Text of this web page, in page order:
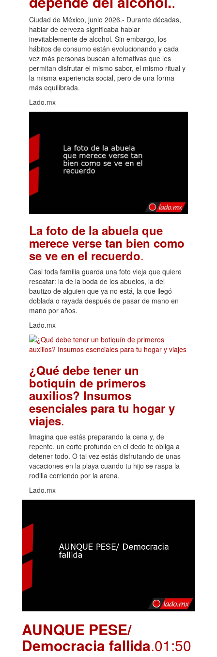
Ciudad de México, junio 2026.- Durante décadas,
hablar de cerveza significaba hablar
inevitablemente de alcohol. Sin embargo, los
hábitos de consumo están evolucionando y cada
vez más personas buscan alternativas que les
permitan disfrutar el mismo sabor, el mismo ritual y
la misma experiencia social, pero de una forma
más equilibrada.
Lado.mx
La foto de la abuela que
merece verse tan bien como
se ve en el recuerdo.
Casi toda familia guarda una foto vieja que quiere
rescatar: la de la boda de los abuelos, la del
bautizo de alguien que ya no está, la que llegó
doblada o rayada después de pasar de mano en
mano por años.
Lado.mx
¿Qué debe tener un
botiquín de primeros
auxilios? Insumos
esenciales para tu hogar y
viajes.
Imagina que estás preparando la cena y, de
repente, un corte profundo en el dedo te obliga a
detener todo. O tal vez estás disfrutando de unas
vacaciones en la playa cuando tu hijo se raspa la
rodilla corriendo por la arena.
Lado.mx
AUNQUE PESE/
Democracia fallida.01:50